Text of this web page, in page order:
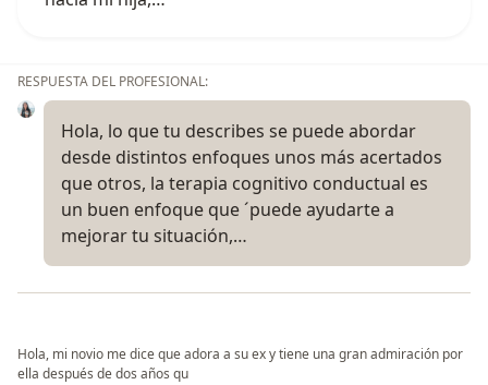
RESPUESTA DEL PROFESIONAL:
Hola, lo que tu describes se puede abordar
desde distintos enfoques unos más acertados
que otros, la terapia cognitivo conductual es
un buen enfoque que ´puede ayudarte a
mejorar tu situación,…
Hola, mi novio me dice que adora a su ex y tiene una gran admiración por
ella después de dos años qu